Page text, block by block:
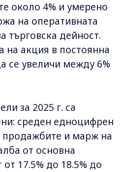
около 4% и умерено
на оперативната
търговска дейност.
на акция в постоянна
се увеличи между 6%
за 2025 г. са
среден едноцифрен
продажбите и марж на
от основна
17.5% до 18.5% до